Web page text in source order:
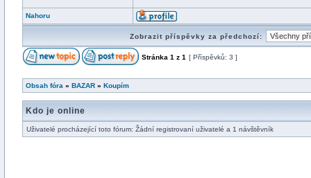
Nahoru
Zobrazit příspěvky za předchozí:
Stránka 1 z 1 [ Příspěvků: 3 ]
Obsah fóra » BAZAR » Koupím
Kdo je online
Uživatelé procházející toto fórum: Žádní registrovaní uživatelé a 1 návštěvník